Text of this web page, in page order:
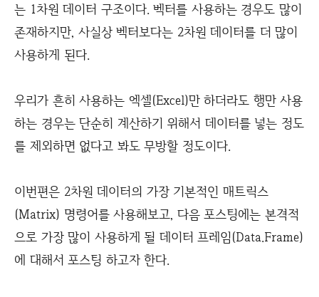
는 1차원 데이터 구조이다. 벡터를 사용하는 경우도 많이
존재하지만, 사실상 벡터보다는 2차원 데이터를 더 많이
사용하게 된다.
우리가 흔히 사용하는 엑셀(Excel)만 하더라도 행만 사용
하는 경우는 단순히 계산하기 위해서 데이터를 넣는 정도
를 제외하면 없다고 봐도 무방할 정도이다.
이번편은 2차원 데이터의 가장 기본적인 매트릭스
(Matrix) 명령어를 사용해보고, 다음 포스팅에는 본격적
으로 가장 많이 사용하게 될 데이터 프레임(Data.Frame)
에 대해서 포스팅 하고자 한다.